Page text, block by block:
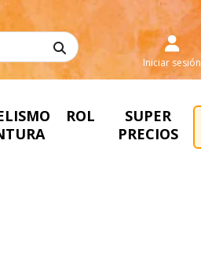
Iniciar sesión
ROL
SUPER
PRECIOS